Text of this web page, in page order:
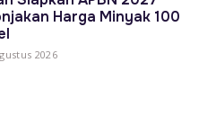
Harga Minyak 100
2026